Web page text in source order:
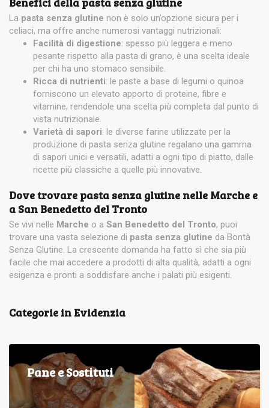
La pasta senza glutine non è solo un’opzione sicura per i
celiaci, ma offre anche numerosi vantaggi nutrizionali:
Facilità di digestione: spesso più leggera e meno
pesante rispetto alla pasta di grano, è una scelta ideale
per chi ha uno stomaco sensibile.
Ricca di nutrienti: le paste a base di legumi o quinoa
forniscono un elevato apporto di proteine, fibre e
vitamine, rendendole una scelta più completa dal punto di
vista nutrizionale.
Varietà di sapori: le diverse farine utilizzate per la
produzione di pasta senza glutine regalano una gamma
di sapori unici e versatili, adatti a ogni tipo di piatto, dalle
ricette più classiche a quelle più innovative.
Dove trovare pasta senza glutine nelle Marche e
a San Benedetto del Tronto
Se vivi nelle Marche o a San Benedetto del Tronto, puoi
trovare una vasta selezione di pasta senza glutine da Bontà
Senza Glutine. La crescente domanda ha fatto sì che sia più
facile che mai accedere a prodotti di alta qualità, adatti a ogni
esigenza e pronti a soddisfare anche i palati più esigenti.
Categorie in Evidenzia
Pane e Sostituti